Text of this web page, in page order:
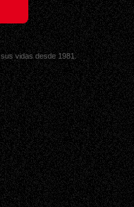
vidas desde 1981.